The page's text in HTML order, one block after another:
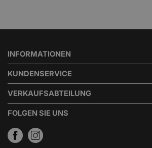
INFORMATIONEN
KUNDENSERVICE
VERKAUFSABTEILUNG
FOLGEN SIE UNS